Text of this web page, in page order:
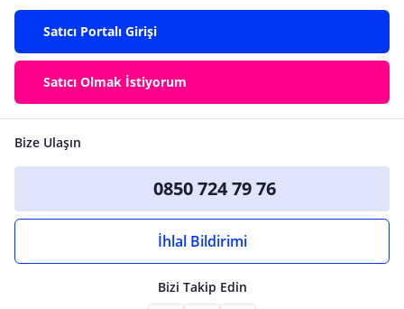
Satıcı Portalı Girişi
Satıcı Olmak İstiyorum
Bize Ulaşın
0850 724 79 76
İhlal Bildirimi
Bizi Takip Edin